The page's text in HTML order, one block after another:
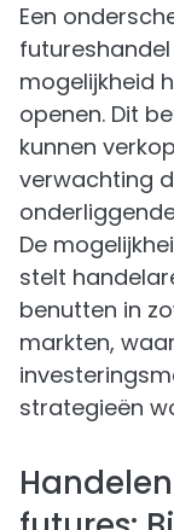
Een
mogelijkheid
openen. Dit
kunnen
verwachting
De
stelt
benutten in
markten,
strategieën